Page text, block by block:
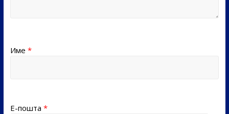
Име *
Е-пошта *